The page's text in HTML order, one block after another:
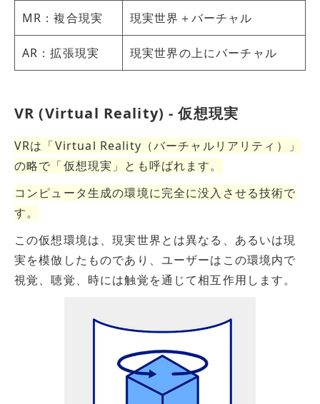
MR：複合現実 現実世界＋バーチャル
AR：拡張現実 現実世界の上にバーチャル
VR (Virtual Reality) - 仮想現実
VRは「Virtual Reality（バーチャルリアリティ）」
の略で「仮想現実」とも呼ばれます。
コンピュータ生成の環境に完全に没入させる技術で
す。
この仮想環境は、現実世界とは異なる、あるいは現
実を模倣したものであり、ユーザーはこの環境内で
視覚、聴覚、時には触覚を通じて相互作用します。